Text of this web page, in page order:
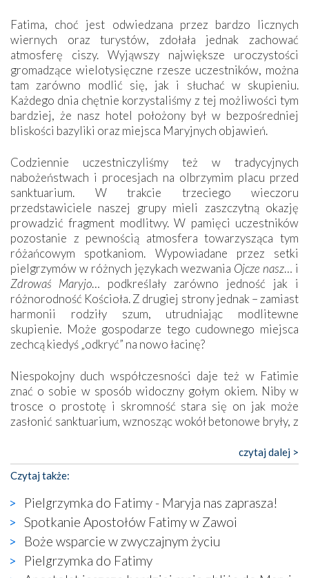
Fatima, choć jest odwiedzana przez bardzo licznych
wiernych oraz turystów, zdołała jednak zachować
atmosferę ciszy. Wyjąwszy największe uroczystości
gromadzące wielotysięczne rzesze uczestników, można
tam zarówno modlić się, jak i słuchać w skupieniu.
Każdego dnia chętnie korzystaliśmy z tej możliwości tym
bardziej, że nasz hotel położony był w bezpośredniej
bliskości bazyliki oraz miejsca Maryjnych objawień.
Codziennie uczestniczyliśmy też w tradycyjnych
nabożeństwach i procesjach na olbrzymim placu przed
sanktuarium. W trakcie trzeciego wieczoru
przedstawiciele naszej grupy mieli zaszczytną okazję
prowadzić fragment modlitwy. W pamięci uczestników
pozostanie z pewnością atmosfera towarzysząca tym
różańcowym spotkaniom. Wypowiadane przez setki
pielgrzymów w różnych językach wezwania Ojcze nasz… i
Zdrowaś Maryjo… podkreślały zarówno jedność jak i
różnorodność Kościoła. Z drugiej strony jednak – zamiast
harmonii rodziły szum, utrudniając modlitewne
skupienie. Może gospodarze tego cudownego miejsca
zechcą kiedyś „odkryć” na nowo łacinę?
Niespokojny duch współczesności daje też w Fatimie
znać o sobie w sposób widoczny gołym okiem. Niby w
trosce o prostotę i skromność stara się on jak może
zasłonić sanktuarium, wznosząc wokół betonowe bryły, z
katolickiego kultu. Tylko co wspólnego z żywą,
autentyczną wiarą mogą mieć płaskie, szare bunkry albo
kaplice, w których Tabernakulum przypomina bardziej
skrzynkę na narzędzia? Albo co powiedzieć o ustawionym
tuż przy nowej bazylice wielkim krzyżu, na którym
zamiast Chrystusa umieszczono dziwaczną postać jakby
wyjętą ze starożytnych hieroglifów? W kulturowym
kontekście naszych czasów to raczej karykatura niż godny
wizerunek Zbawiciela…
czytaj dalej >
Czytaj także:
Pielgrzymka do Fatimy - Maryja nas zaprasza!
Spotkanie Apostołów Fatimy w Zawoi
Boże wsparcie w zwyczajnym życiu
Pielgrzymka do Fatimy